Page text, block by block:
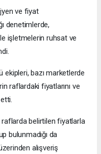
ve fiyat
denetimlerde,
işletmelerin ruhsat ve
ekipleri, bazı marketlerde
raflardaki fiyatlarını ve
raflarda belirtilen fiyatlarla
bulunmadığı da
alışveriş